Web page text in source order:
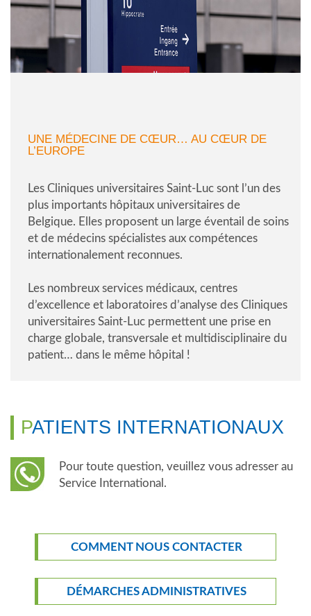
UNE MÉDECINE DE CŒUR… AU CŒUR DE
L’EUROPE
Les Cliniques universitaires Saint-Luc sont l’un des
plus importants hôpitaux universitaires de
Belgique. Elles proposent un large éventail de soins
et de médecins spécialistes aux compétences
internationalement reconnues.
Les nombreux services médicaux, centres
d’excellence et laboratoires d’analyse des Cliniques
universitaires Saint-Luc permettent une prise en
charge globale, transversale et multidisciplinaire du
patient… dans le même hôpital !
PATIENTS INTERNATIONAUX
Pour toute question, veuillez vous adresser au
Service International.
COMMENT NOUS CONTACTER
DÉMARCHES ADMINISTRATIVES